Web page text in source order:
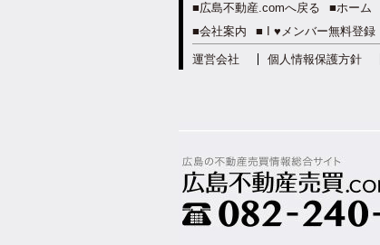
■広島不動産.comへ戻る ■ホーム
■会社案内
■ I ♥メンバー無料登録
運営会社 個人情報保護方針